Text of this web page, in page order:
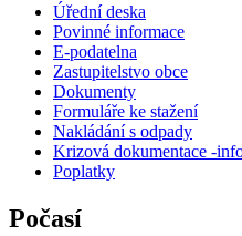
Úřední deska
Povinné informace
E-podatelna
Zastupitelstvo obce
Dokumenty
Formuláře ke stažení
Nakládání s odpady
Krizová dokumentace -
Poplatky
Počasí